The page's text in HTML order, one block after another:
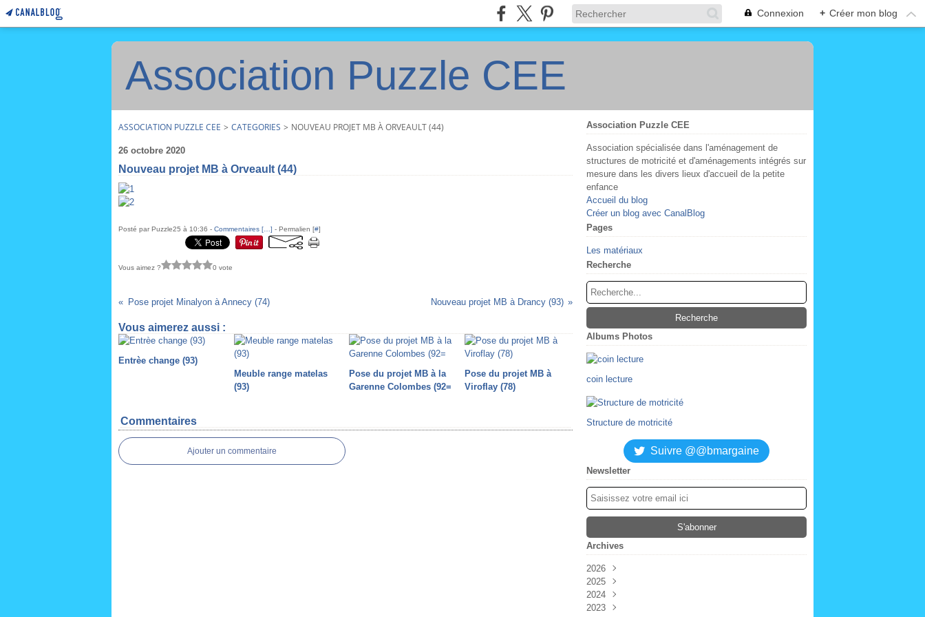
Connexion + Créer mon blog
Association Puzzle CEE
ASSOCIATION PUZZLE CEE > CATEGORIES > NOUVEAU PROJET MB À ORVEAULT (44)
26 octobre 2020
Nouveau projet MB à Orveault (44)
Posté par Puzzle25 à 10:36 - Commentaires [ ] - Permalien [#]
Vous aimez ? 0 vote
Pose projet Minalyon à Annecy (74) Nouveau projet MB à Drancy (93)
Vous aimerez aussi :
Entrèe change (93)
Meuble range matelas
(93)
Pose du projet MB à la
Garenne Colombes (92=
Pose du projet MB à
Viroflay (78)
Commentaires
Ajouter un commentaire
Association Puzzle CEE
Association spécialisée dans l'aménagement de
structures de motricité et d'aménagements intégrés sur
mesure dans les divers lieux d'accueil de la petite
enfance
Accueil du blog
Créer un blog avec CanalBlog
Pages
Les matériaux
Recherche
Albums Photos
coin lecture
Structure de motricité
Suivre @@bmargaine
Newsletter
Archives
2026
Février
2025
Octobre
Septembre
2024
Décembre
2023